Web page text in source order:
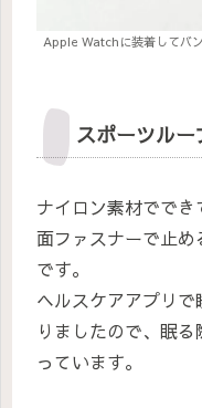
Apple Watchに装着してバ
スポーツルー
ナイロン素材ででき
面ファスナーで止
です。
ヘルスケアアプリ
りましたので、眠
っています。